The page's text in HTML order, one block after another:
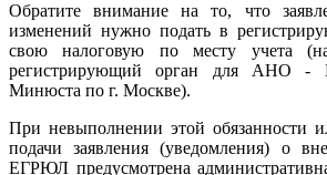
Обратите внимание на то, что
изменений нужно подать в
свою налоговую по месту учета
регистрирующий орган для АНО -
Минюста по г. Москве).
При невыполнении этой обязанности
подачи заявления (уведомления) о
ЕГРЮЛ предусмотрена